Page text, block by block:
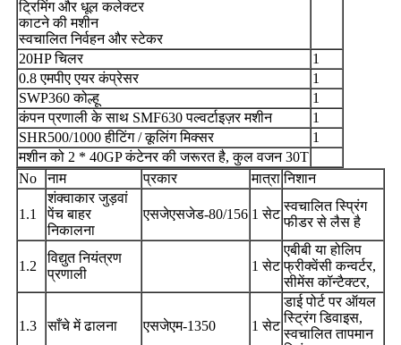
ट्रिमिंग और धूल कलेक्टर
काटने की मशीन
स्वचालित निर्वहन और स्टेकर
20HP चिलर
1
0.8 एमपीए एयर कंप्रेसर
1
SWP360 कोल्हू
1
कंपन प्रणाली के साथ SMF630 पल्वर्टाइज़र मशीन
1
SHR500/1000 हीटिंग / कूलिंग मिक्सर
1
मशीन को 2 * 40GP कंटेनर की जरूरत है, कुल वजन 30T
No
नाम प्रकार मात्रा निशान
1.1
शंक्वाकार जुड़वां
पेंच बाहर
निकालना
एसजेएसजेड-80/156 1 सेट
स्वचालित स्प्रिंग
फीडर से लैस है
1.2
विद्युत नियंत्रण
प्रणाली
1 सेट
एबीबी या होलिप
फ्रीक्वेंसी कन्वर्टर,
सीमेंस कॉन्टैक्टर,
1.3 साँचे में ढालना एसजेएम-1350 1 सेट
डाई पोर्ट पर ऑयल
स्ट्रिंग डिवाइस,
स्वचालित तापमान